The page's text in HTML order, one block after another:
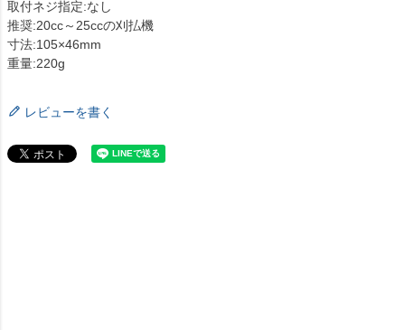
取付ネジ指定:なし
推奨:20cc～25ccの刈払機
寸法:105×46mm
重量:220g
レビューを書く